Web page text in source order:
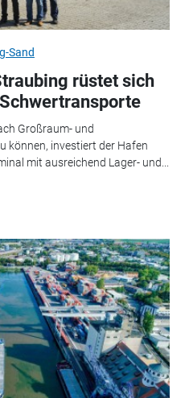
Sand
rüstet sich
Großraum- und
können, investiert der Hafen
mit ausreichend Lager- und...